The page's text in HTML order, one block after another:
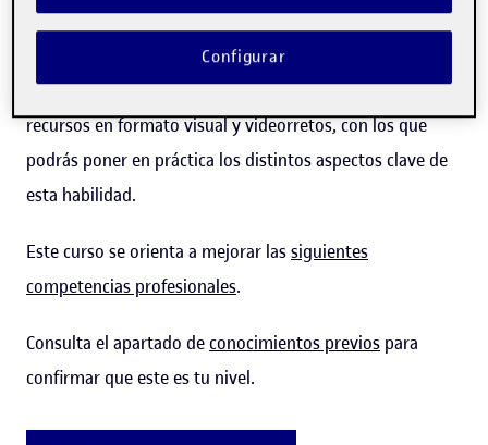
permiten desarrollar y perfeccionar progresivamente
esta habilidad, con el acompañamiento de profesorado
experto y con una metodología en línea basada en
recursos en formato visual y videorretos, con los que
podrás poner en práctica los distintos aspectos clave de
esta habilidad.
Este curso se orienta a mejorar lassiguientes
competencias profesionales.
Consulta el apartado deconocimientos previos para
confirmar que este es tu nivel.
Configurar